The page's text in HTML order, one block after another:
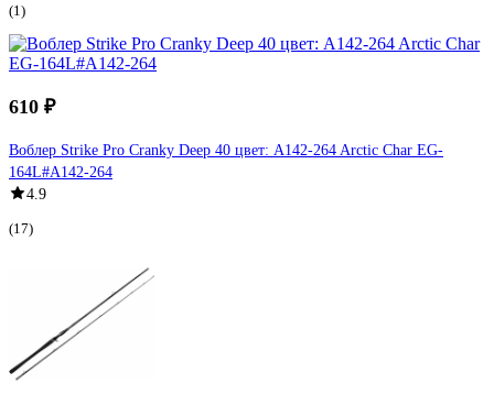
(1)
610 ₽
Воблер Strike Pro Cranky Deep 40 цвет: A142-264 Arctic Char EG-
164L#A142-264
4.9
(17)